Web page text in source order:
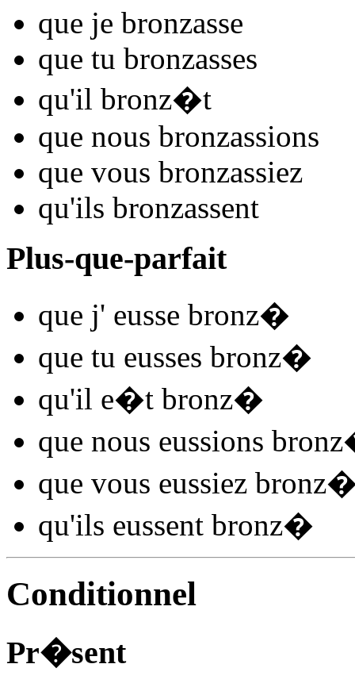
que je bronzasse
que tu bronzasses
qu'il bronz�t
que nous bronzassions
que vous bronzassiez
qu'ils bronzassent
Plus-que-parfait
que j' eusse bronz�
que tu eusses bronz�
qu'il e�t bronz�
que nous eussions bronz
que vous eussiez bronz
qu'ils eussent bronz�
Conditionnel
Pr�sent